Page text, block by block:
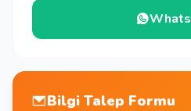
Bilgi Talep Formu